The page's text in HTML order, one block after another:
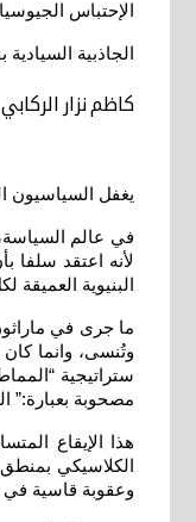
الإحتباس
الجاذبية السيادية
كاظم نزار الركابي
يغفل السياسيون
في عالم
لأنه اعتقد سلفا
البنيوية
ما جرى في
وتُنسى، وانما
ستراتيجية
مصحوبة بعبارة:”
هذا الإيقاع
الكلاسيكي
وعقوبة قاسية في